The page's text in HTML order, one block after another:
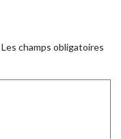
Les champs obligatoires